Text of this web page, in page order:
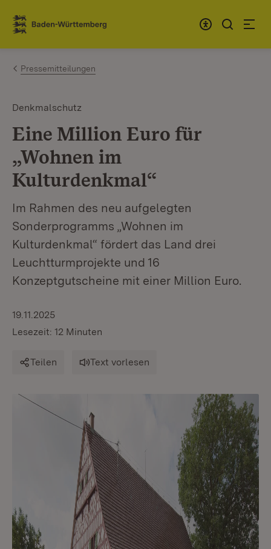
Zum Inhalt springen
Link zur Startseite
Pressemitteilungen
Denkmalschutz
Eine Million Euro für
„Wohnen im
Kulturdenkmal“
Im Rahmen des neu aufgelegten
Sonderprogramms „Wohnen im
Kulturdenkmal“ fördert das Land drei
Leuchtturmprojekte und 16
Konzeptgutscheine mit einer Million Euro.
19.11.2025
Lesezeit: 12 Minuten
Teilen Text vorlesen